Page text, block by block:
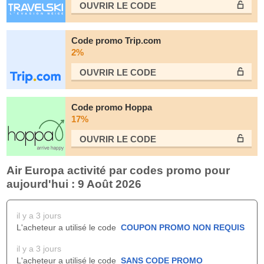
OUVRIR LE СODE
Code promo Trip.com
2%
OUVRIR LE СODE
Code promo Hoppa
17%
OUVRIR LE СODE
Air Europa activité par codes promo pour
aujourd'hui : 9 Août 2026
il y a 3 jours
L'acheteur a utilisé le code COUPON PROMO NON REQUIS
il y a 3 jours
L'acheteur a utilisé le code SANS CODE PROMO